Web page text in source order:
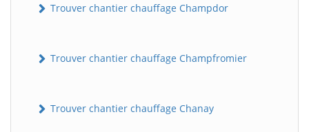
Trouver chantier chauffage Champdor
Trouver chantier chauffage Champfromier
Trouver chantier chauffage Chanay